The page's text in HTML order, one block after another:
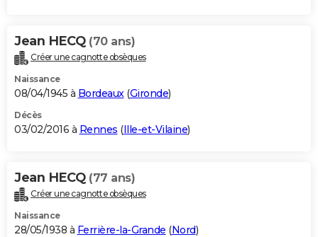
Jean HECQ (70 ans)
Créer une cagnotte obsèques
Naissance
08/04/1945 à Bordeaux(Gironde)
Décès
03/02/2016 à Rennes (Ille-et-Vilaine)
Jean HECQ (77 ans)
Créer une cagnotte obsèques
Naissance
28/05/1938 à Ferrière-la-Grande (Nord)